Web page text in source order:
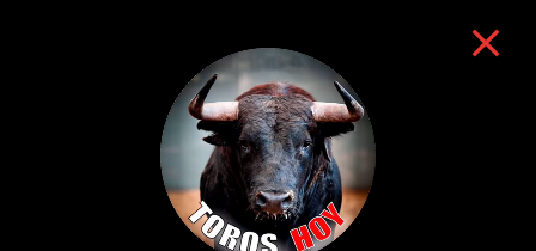
8 de agosto de 2026
TOROS MAGALLON 8 AGOSTO 2026